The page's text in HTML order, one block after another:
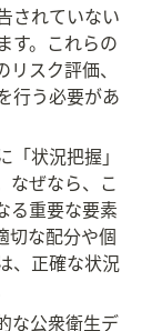
されていない
す。これらの
スク評価、
行う必要があ
状況把握」
なぜなら、こ
る重要な要素
切な配分や個
、正確な状況
な公衆衛生デ